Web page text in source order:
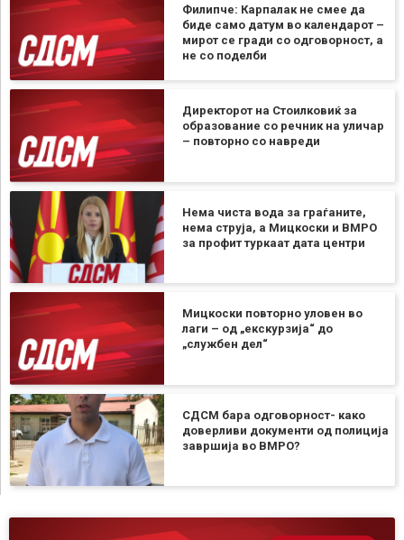
Филипче: Карпалак не смее да
биде само датум во календарот –
мирот се гради со одговорност, а
не со поделби
Директорот на Стоилковиќ за
образование со речник на уличар
– повторно со навреди
Нема чиста вода за граѓаните,
нема струја, а Мицкоски и ВМРО
за профит туркаат дата центри
Мицкоски повторно уловен во
лаги – од „екскурзија“ до
„службен дел“
СДСМ бара одговорност- како
доверливи документи од полиција
завршија во ВМРО?